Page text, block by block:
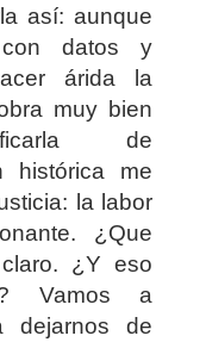
así: aunque
datos y
árida la
muy bien
de
histórica me
la labor
¿Que
¿Y eso
Vamos a
dejarnos de